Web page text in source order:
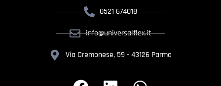
0521 674018
info@universalflex.it
Via Cremonese, 59 - 43126 Parma